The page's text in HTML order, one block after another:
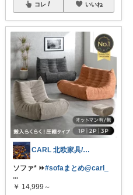
コレ いいね
CARL 北欧家具/暮らし
ソファ* ⏩#sofaまとめ@carl_
...
￥ 14,999～